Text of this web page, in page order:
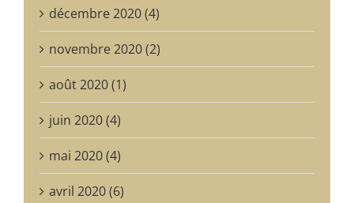
décembre 2020 (4)
novembre 2020 (2)
août 2020 (1)
juin 2020 (4)
mai 2020 (4)
avril 2020 (6)